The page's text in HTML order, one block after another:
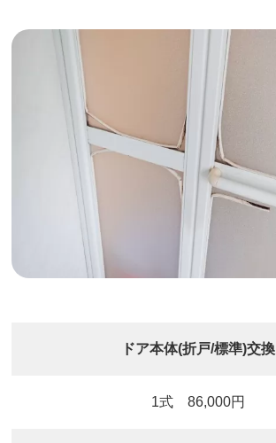
ドア本体(折戸/標準)交換
1式 86,000円